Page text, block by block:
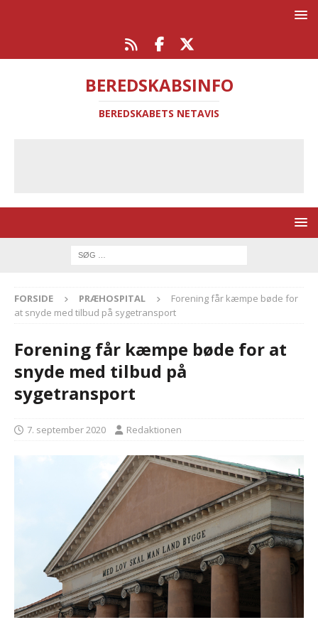
BEREDSKABSINFO
BEREDSKABETS NETAVIS
FORSIDE PRÆHOSPITAL
Forening får kæmpe bøde for
at snyde med tilbud på sygetransport
Forening får kæmpe bøde for at
snyde med tilbud på
sygetransport
7. september 2020 Redaktionen